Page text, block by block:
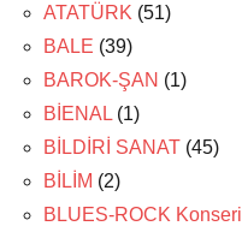
ATATÜRK (51)
BALE (39)
BAROK-ŞAN (1)
BİENAL (1)
BİLDİRİ SANAT (45)
BİLİM (2)
BLUES-ROCK Konseri